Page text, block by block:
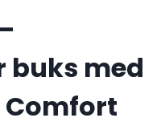
buks med
Comfort